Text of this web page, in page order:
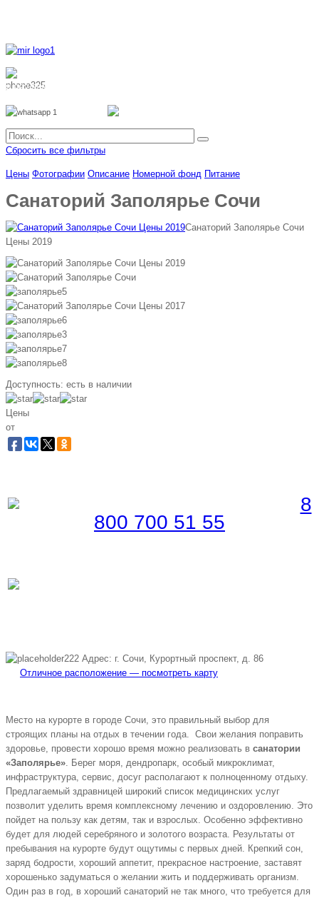
8 962 888 51 55
Сбросить все фильтры
Цены Фотографии Описание Номерной фонд Питание
Санаторий Заполярье Сочи
Санаторий Заполярье Сочи
Цены 2019
Доступность: есть в наличии
Цены
от
8
800 700 51 55
Адрес: г. Сочи, Курортный проспект, д. 86
Отличное расположение — посмотреть карту
Место на курорте в городе Сочи, это правильный выбор для
строящих планы на отдых в течении года. Свои желания поправить
здоровье, провести хорошо время можно реализовать в санатории
«Заполярье». Берег моря, дендропарк, особый микроклимат,
инфраструктура, сервис, досуг располагают к полноценному отдыху.
Предлагаемый здравницей широкий список медицинских услуг
позволит уделить время комплексному лечению и оздоровлению. Это
пойдет на пользу как детям, так и взрослых. Особенно эффективно
будет для людей серебряного и золотого возраста. Результаты от
пребывания на курорте будут ощутимы с первых дней. Крепкий сон,
заряд бодрости, хороший аппетит, прекрасное настроение, заставят
хорошенько задуматься о желании жить и поддерживать организм.
Один раз в год, в хороший санаторий не так много, что требуется для